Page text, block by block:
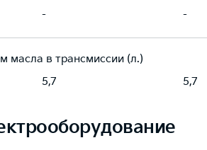
- -
масла в трансмиссии (л.)
5,7 5,7